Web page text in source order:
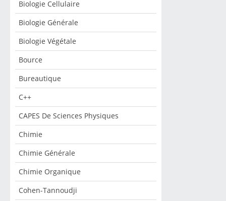
Biologie Cellulaire
Biologie Générale
Biologie Végétale
Bource
Bureautique
C++
CAPES De Sciences Physiques
Chimie
Chimie Générale
Chimie Organique
Cohen-Tannoudji